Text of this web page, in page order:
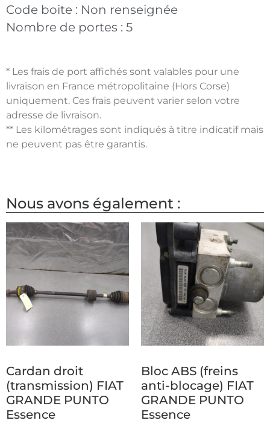
Code boite : Non renseignée
Nombre de portes : 5
* Les frais de port affichés sont valables pour une
livraison en France métropolitaine (Hors Corse)
uniquement. Ces frais peuvent varier selon votre
adresse de livraison.
** Les kilométrages sont indiqués à titre indicatif mais
ne peuvent pas être garantis.
Nous avons également :
Cardan droit
(transmission) FIAT
GRANDE PUNTO
Essence
Bloc ABS (freins
anti-blocage) FIAT
GRANDE PUNTO
Essence